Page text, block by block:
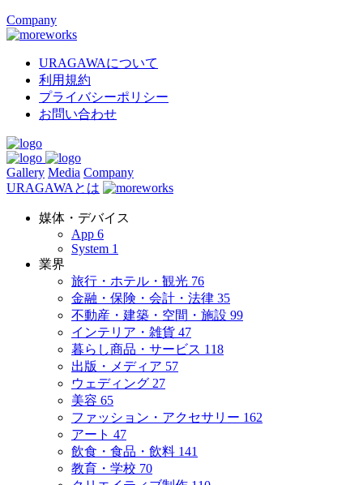
Company
URAGAWAについて
利用規約
プライバシーポリシー
お問い合わせ
Gallery Media Company
URAGAWAとは
媒体・デバイス
App 6
System 1
業界
旅行・ホテル・観光 76
金融・保険・会計・法律 35
不動産・建築・空間・施設 99
インテリア・雑貨 47
暮らし商品・サービス 118
出版・メディア 57
ウェディング 27
美容 65
ファッション・アクセサリー 162
アート 47
飲食・食品・飲料 141
教育・学校 70